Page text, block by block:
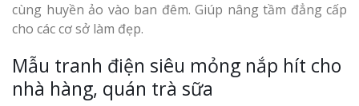
cùng huyền ảo vào ban đêm. Giúp nâng tầm đẳng cấp
cho các cơ sở làm đẹp.
Mẫu tranh điện siêu mỏng nắp hít cho
nhà hàng, quán trà sữa